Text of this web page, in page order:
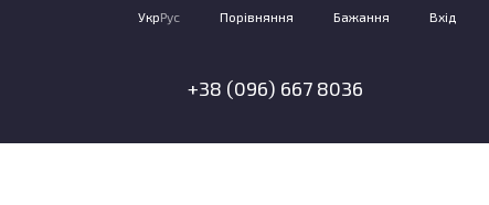
УкрРус Порівняння Бажання Вхід
+38 (096) 667 8036